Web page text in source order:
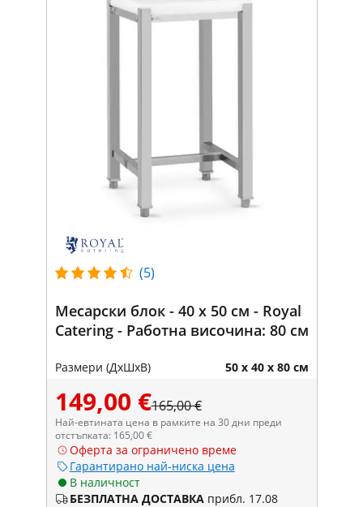
(5)
Месарски блок - 40 х 50 см - Royal
Catering - Работна височина: 80 см
Размери (ДxШxВ) 50 x 40 x 80 см
149,00 €165,00 €
Най-евтината цена в рамките на 30 дни преди
отстъпката: 165,00 €
Оферта за ограничено време
Гарантирано най-ниска цена
В наличност
БЕЗПЛАТНА ДОСТАВКА прибл. 17.08